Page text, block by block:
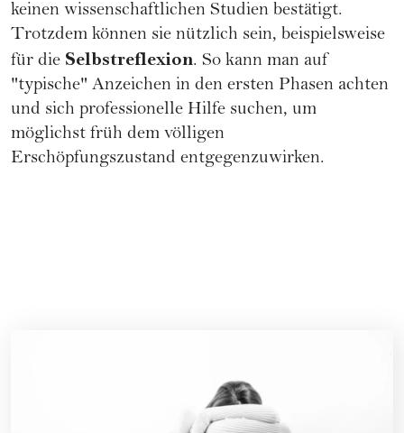
keinen wissenschaftlichen Studien bestätigt.
Trotzdem können sie nützlich sein, beispielsweise
für die Selbstreflexion. So kann man auf
"typische" Anzeichen in den ersten Phasen achten
und sich professionelle Hilfe suchen, um
möglichst früh dem völligen
Erschöpfungszustand entgegenzuwirken.